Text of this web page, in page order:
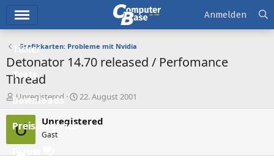
Ticker
Tests
Downloads
Preisvergleich
Forum
Anmelden
Grafikkarten: Probleme mit Nvidia
Detonator 14.70 released / Perfomance
Thread
E
r
s
t
Unregistered
E
s
22. August 2001
U Unregistered
Gast